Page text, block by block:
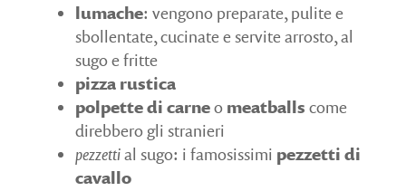
lumache: vengono preparate, pulite e
sbollentate, cucinate e servite arrosto, al
sugo e fritte
pizza rustica
polpette di carneo meatballs come
direbbero gli stranieri
pezzettial sugo: i famosissimi pezzetti di
cavallo